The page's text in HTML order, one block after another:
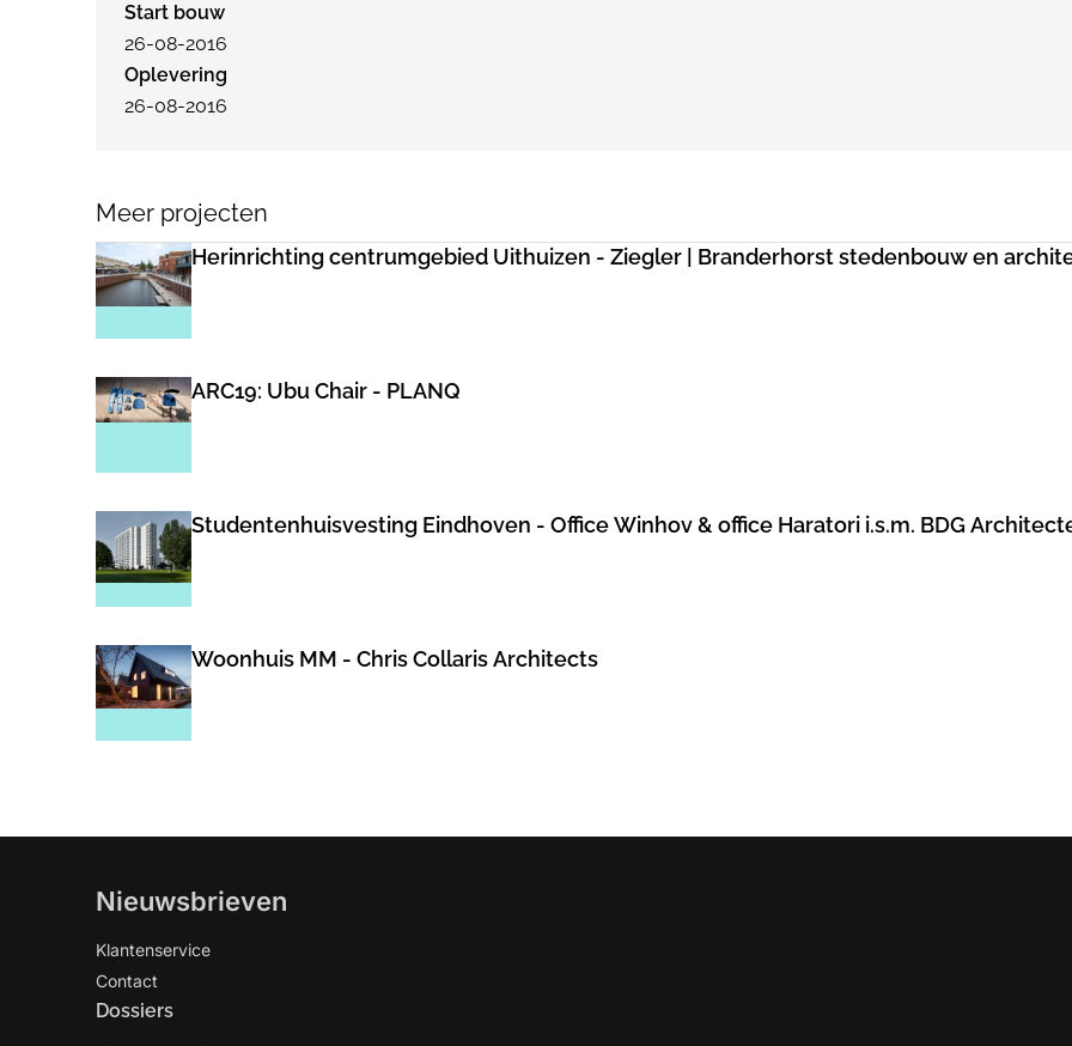
Start bouw
26-08-2016
Oplevering
26-08-2016
Meer projecten
Herinrichting centrumgebied Uithuizen - Ziegler | Branderhorst stedenbouw en
ARC19: Ubu Chair - PLANQ
Studentenhuisvesting Eindhoven - Office Winhov & office Haratori i.s.m. BDG
Woonhuis MM - Chris Collaris Architects
Nieuwsbrieven
Klantenservice
Contact
Dossiers